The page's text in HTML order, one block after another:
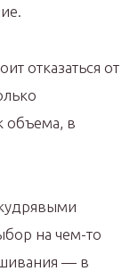
отказаться от
объема, в
на чем-то
— в